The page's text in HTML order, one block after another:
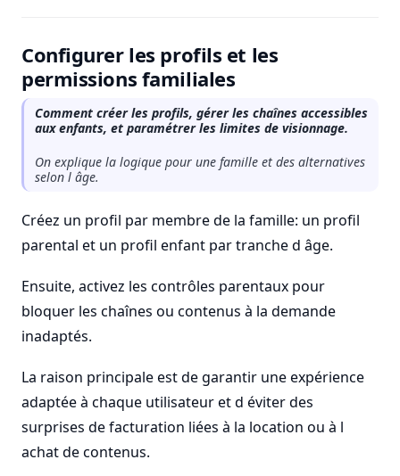
Configurer les profils et les
permissions familiales
Comment créer les profils, gérer les chaînes accessibles
aux enfants, et paramétrer les limites de visionnage.
On explique la logique pour une famille et des alternatives
selon l âge.
Créez un profil par membre de la famille: un profil
parental et un profil enfant par tranche d âge.
Ensuite, activez les contrôles parentaux pour
bloquer les chaînes ou contenus à la demande
inadaptés.
La raison principale est de garantir une expérience
adaptée à chaque utilisateur et d éviter des
surprises de facturation liées à la location ou à l
achat de contenus.